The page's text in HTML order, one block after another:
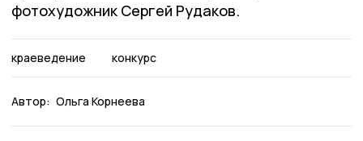
фотохудожник Сергей Рудаков.
краеведение конкурс
Автор: Ольга Корнеева